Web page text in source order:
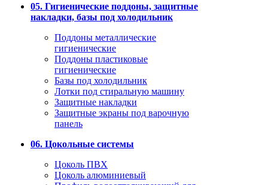
05. Гигиенические поддоны, защитные
накладки, базы под холодильник
Поддоны металлические
гигиенические
Поддоны пластиковые
гигиенические
Базы под холодильник
Лотки под стиральную машину
Защитные накладки
Защитные экраны под варочную
панель
06. Цокольные системы
Цоколь ПВХ
Цоколь алюминиевый